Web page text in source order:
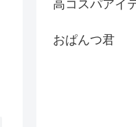
高コスパアイ
おぱんつ君